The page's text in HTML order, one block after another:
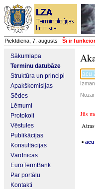
Piektdiena, 7. augusts Šī ir
Sākumlapa
Terminu datubāze
Struktūra un principi
Apakškomisijas
Sēdes
Lēmumi
Protokoli
Vēstules
Publikācijas
Konsultācijas
Vārdnīcas
EuroTermBank
Par portālu
Kontakti
Jūs
▪